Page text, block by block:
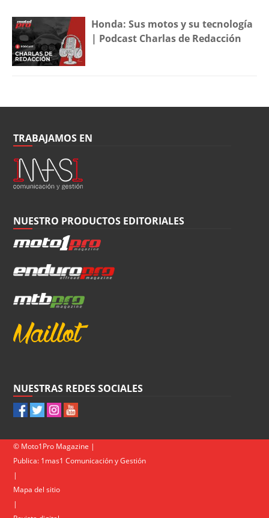
Honda: Sus motos y su tecnología
| Podcast Charlas de Redacción
TRABAJAMOS EN
NUESTRO PRODUCTOS EDITORIALES
NUESTRAS REDES SOCIALES
© Moto1Pro Magazine |
Publica: 1mas1 Comunicación y Gestión
|
Mapa del sitio
|